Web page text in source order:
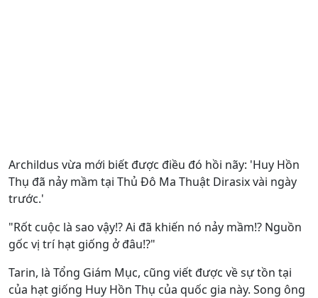
Archildus vừa mới biết được điều đó hồi nãy: 'Huy Hồn
Thụ đã nảy mầm tại Thủ Đô Ma Thuật Dirasix vài ngày
trước.'
"Rốt cuộc là sao vậy!? Ai đã khiến nó nảy mầm!? Nguồn
gốc vị trí hạt giống ở đâu!?"
Tarin, là Tổng Giám Mục, cũng viết được về sự tồn tại
của hạt giống Huy Hồn Thụ của quốc gia này. Song ông